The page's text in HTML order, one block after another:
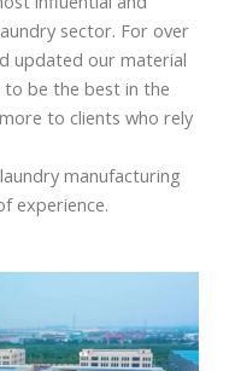
sector. For over
updated our material
to be the best in the
to clients who rely
manufacturing
experience.